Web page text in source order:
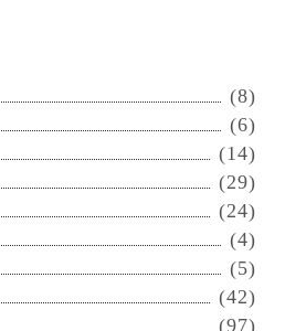
(8)
(6)
(14)
(29)
(24)
(4)
(5)
(42)
(97)